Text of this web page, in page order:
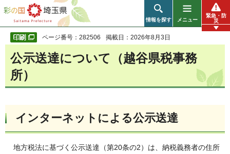
彩の国 埼玉県
情報を探す メニュー
緊急・防
災
ページ番号：282506 掲載日：2026年8月3日
公示送達について（越谷県税事務
所）
インターネットによる公示送達
地方税法に基づく公示送達（第20条の2）は、納税義務者の住所